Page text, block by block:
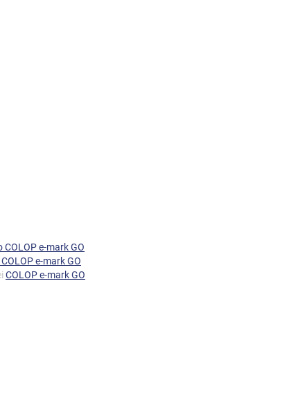
e-mark GO
e-mark GO
COLOP e-mark GO